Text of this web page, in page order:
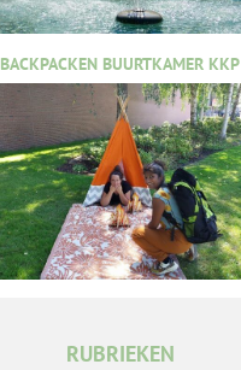
BACKPACKEN BUURTKAMER KKP
RUBRIEKEN